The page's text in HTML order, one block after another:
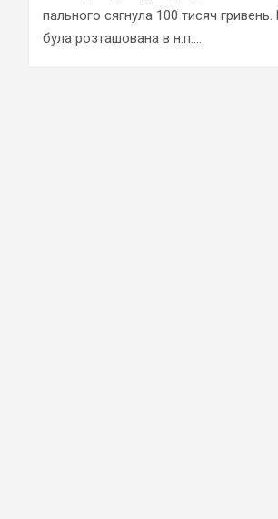
пального сягнула 100 тисяч
була розташована в н.п.…